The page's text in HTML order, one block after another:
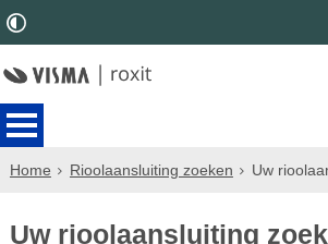
Home Rioolaansluiting zoeken Uw
Uw rioolaansluiting